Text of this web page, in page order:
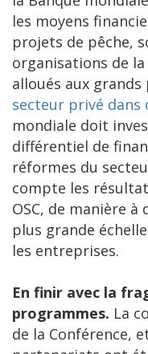
les moyens
projets de pêche,
organisations de la
alloués aux grands
secteur privé dans
mondiale doit
différentiel de
réformes du
compte les
OSC, de manière
plus grande
les entreprises.
En finir avec la
programmes. La
de la Conférence,